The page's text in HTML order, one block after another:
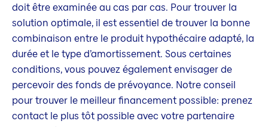
doit être examinée au cas par cas. Pour trouver la
solution optimale, il est essentiel de trouver la bonne
combinaison entre le produit hypothécaire adapté, la
durée et le type d’amortissement. Sous certaines
conditions, vous pouvez également envisager de
percevoir des fonds de prévoyance. Notre conseil
pour trouver le meilleur financement possible: prenez
contact le plus tôt possible avec votre partenaire